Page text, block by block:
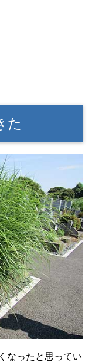
た
なったと思ってい